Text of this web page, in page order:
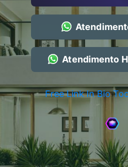
Atendimento
Free Link In Bio